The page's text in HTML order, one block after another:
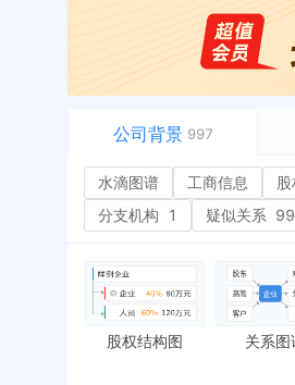
企业地址变更，新增
公司背景 997
水滴图谱
工商信息
股东信息
历史
主要人员 2
对外投资
控制企业
立
裁
被
水滴图谱 工商信息
分支机构
1 疑似关系
股权结构图 关系图